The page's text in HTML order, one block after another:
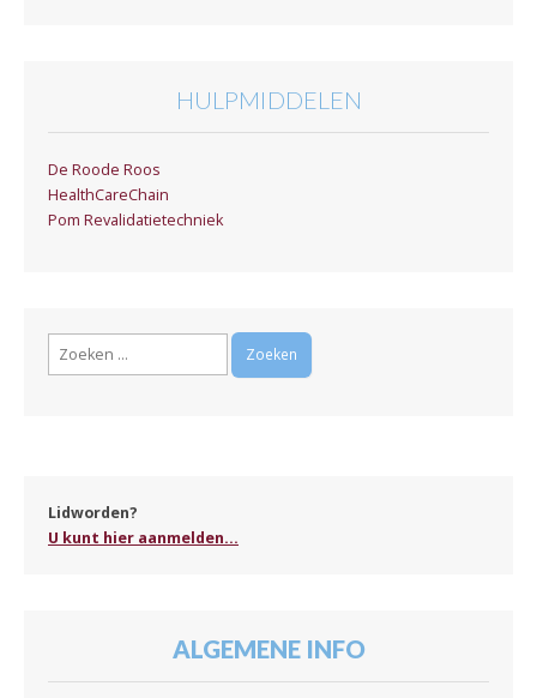
HULPMIDDELEN
De Roode Roos
HealthCareChain
Pom Revalidatietechniek
Zoeken
Lidworden?
U kunt hier aanmelden...
ALGEMENE INFO